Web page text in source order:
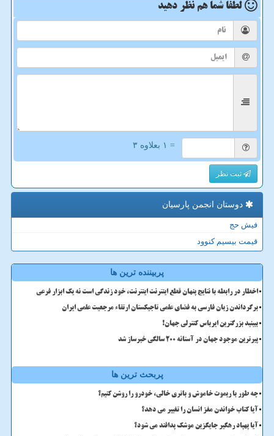
لطفا شما هم نظر دهید
= ۱ بعلاوه ۳
ثبت نظر
دوستان انجمن پارسیان
فیش حج
قیمت بیسیم کنوود
پربیننده ترین ها
اخطار در رابطه با نتایج پنهان قطع اینترنت اینترنت، خود زندگی است نه یک ابزار فرعی
برگرداندن زبان فارسی به فضای علمی تاجیکستان ارتقاء مرجعیت علمی ایران
ببینید بزرگترین ایرباس کنترلی جهان!
پیرترین موجود جهان در آستانه ۲۰۰ سالگی خبرساز شد
پربحث ترین ها
چه طور با ریموت خاموش و باتری خالی، خودرو را روشن کنیم؟
آیا کتاب خواندن مغز انسان را تغییر می دهد؟
آیا پهپاد رهگیر جایگزین موشک پدافند می شود؟